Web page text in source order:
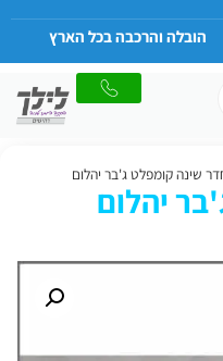
הובלה והרכבה בכל הארץ
שינה קומפלט ג'בר יהלום
יהלום